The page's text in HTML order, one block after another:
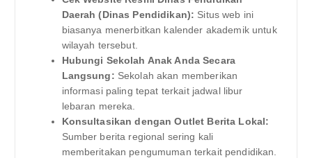
Daerah (Dinas Pendidikan): Situs web ini
biasanya menerbitkan kalender akademik untuk
wilayah tersebut.
Hubungi Sekolah Anak Anda Secara
Langsung: Sekolah akan memberikan
informasi paling tepat terkait jadwal libur
lebaran mereka.
Konsultasikan dengan Outlet Berita Lokal:
Sumber berita regional sering kali
memberitakan pengumuman terkait pendidikan.